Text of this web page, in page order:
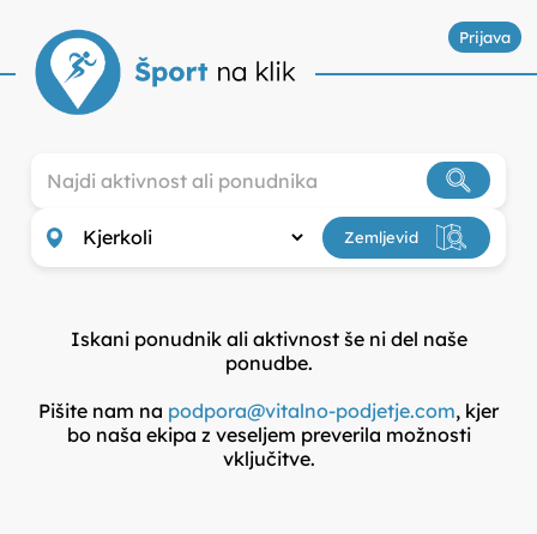
Prijava
ISKALNIK VADB IN ŠPORTNIH
Zemljevid
Iskani ponudnik ali aktivnost še ni del naše
ponudbe.
Pišite nam na podpora@vitalno-podjetje.com, kjer
bo naša ekipa z veseljem preverila možnosti
vključitve.